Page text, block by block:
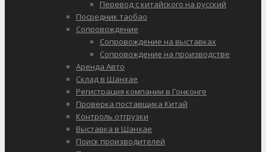
Перевод с китайского на русский
Посредник таобао
Сопровождение
Сопровождение на выставках
Сопровождение на производстве
Аренда Авто
Склад в Шанхае
Регистрация компании в Гонконге
Проверка поставщика Китай
Контроль отгрузки
Выставка в Шанхае
Поиск производителей